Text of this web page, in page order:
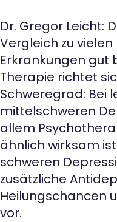
Dr. Gregor Leicht:
Vergleich zu
Erkrankungen gut
Therapie richtet
Schweregrad: Bei
mittelschweren
allem
ähnlich wirksam
schweren
zusätzliche
Heilungschancen
vor.